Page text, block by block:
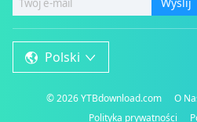
Polski
©2026YTBdownload.com O
Polityka prywatności